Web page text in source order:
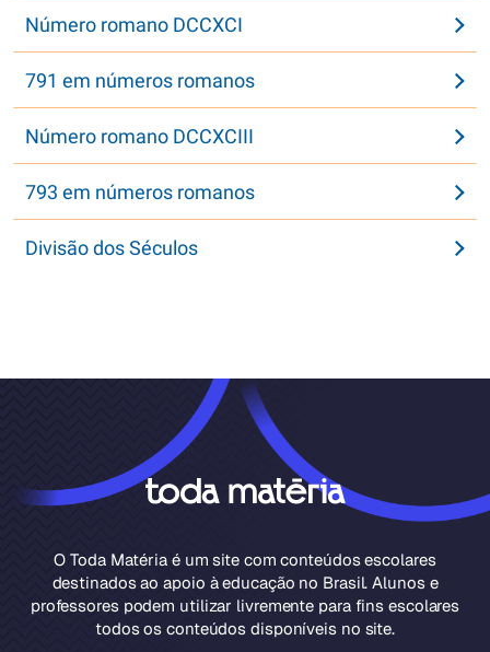
Número romano DCCXCI
791 em números romanos
Número romano DCCXCIII
793 em números romanos
Divisão dos Séculos
O Toda Matéria é um site com conteúdos escolares
destinados ao apoio à educação no Brasil. Alunos e
professores podem utilizar livremente para fins escolares
todos os conteúdos disponíveis no site.